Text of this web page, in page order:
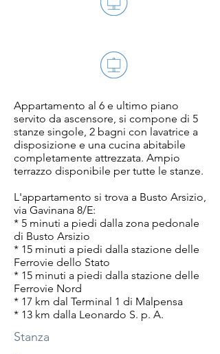
Appartamento al 6 e ultimo piano
servito da ascensore, si compone di 5
stanze singole, 2 bagni con lavatrice a
disposizione e una cucina abitabile
completamente attrezzata. Ampio
terrazzo disponibile per tutte le stanze.
L'appartamento si trova a Busto Arsizio,
via Gavinana 8/E:
* 5 minuti a piedi dalla zona pedonale
di Busto Arsizio
* 15 minuti a piedi dalla stazione delle
Ferrovie dello Stato
* 15 minuti a piedi dalla stazione delle
Ferrovie Nord
* 17 km dal Terminal 1 di Malpensa
* 13 km dalla Leonardo S. p. A.
Stanza